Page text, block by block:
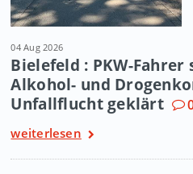
04 Aug 2026
Bielefeld : PKW-Fahrer
Alkohol- und
Unfallflucht geklärt
weiterlesen